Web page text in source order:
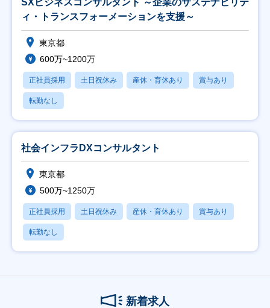
SXビジネスコンサルタント ～企業のサステナビリテ
ィ・トランスフォーメーションを支援～
東京都
600万~1200万
正社員採用 土日祝休み 産休・育休あり 賞与あり
転勤なし
社会インフラDXコンサルタント
東京都
500万~1250万
正社員採用 土日祝休み 産休・育休あり 賞与あり
転勤なし
新着求人